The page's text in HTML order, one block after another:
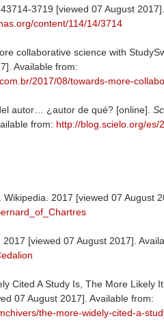
3719 [viewed 07 August
content/114/14/3714
collaborative science with
Available from:
2017/08/towards-more-
autor… ¿autor de qué? [online].
from: http://blog.scielo.org/
2017 [viewed 07 August
[viewed 07 August 2017].
Cited A Study Is, The More Likely
07 August 2017]. Available from:
the-more-widely-cited-a-